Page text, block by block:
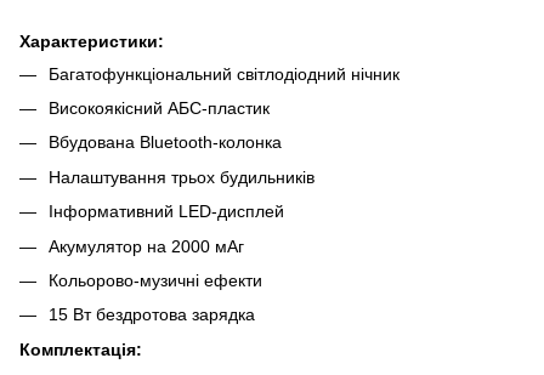
Характеристики:
Багатофункціональний світлодіодний нічник
Високоякісний АБС-пластик
Вбудована Bluetooth-колонка
Налаштування трьох будильників
Інформативний LED-дисплей
Акумулятор на 2000 мАг
Кольорово-музичні ефекти
15 Вт бездротова зарядка
Комплектація: